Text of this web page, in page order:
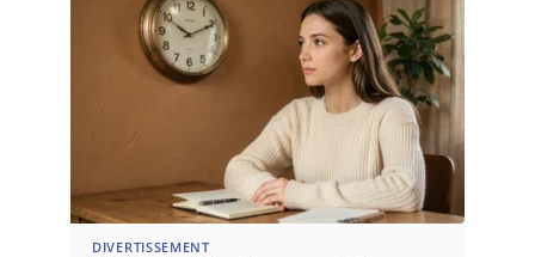
DIVERTISSEMENT